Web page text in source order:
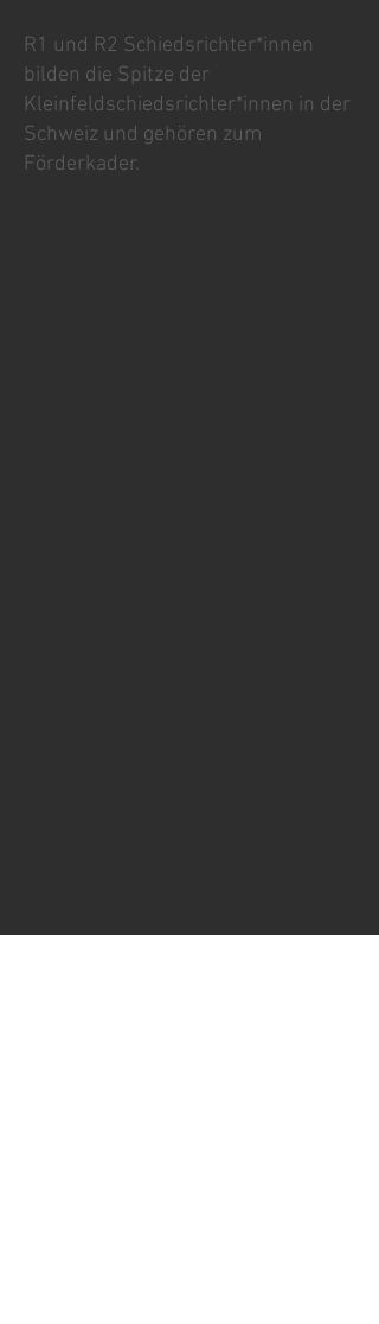
R1 und R2 Schiedsrichter*innen
bilden die Spitze der
Kleinfeldschiedsrichter*innen in der
Schweiz und gehören zum
Förderkader.